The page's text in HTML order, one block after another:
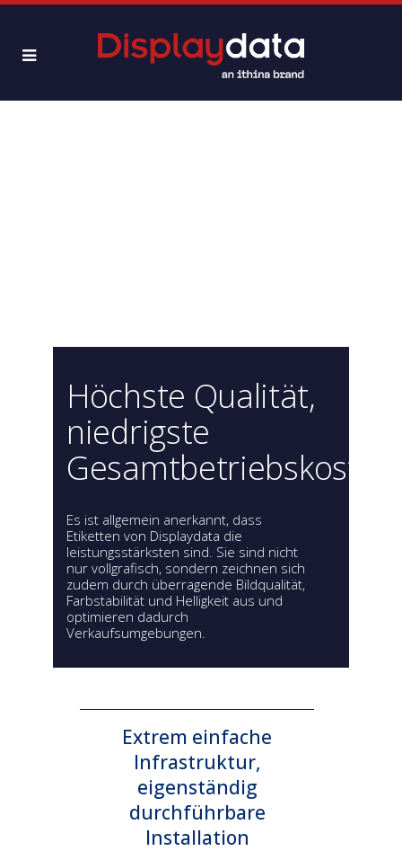
Höchste Qualität,
niedrigste
Gesamtbetriebskosten
Es ist allgemein anerkannt, dass
Etiketten von Displaydata die
leistungsstärksten sind. Sie sind nicht
nur vollgrafisch, sondern zeichnen sich
zudem durch überragende Bildqualität,
Farbstabilität und Helligkeit aus und
optimieren dadurch
Verkaufsumgebungen.
Extrem einfache
Infrastruktur,
eigenständig
durchführbare
Installation